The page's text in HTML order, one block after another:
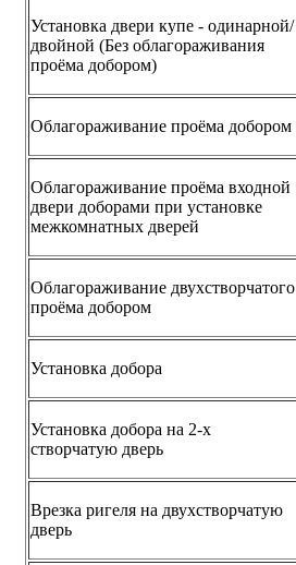
Установка двери купе - одинарной/
двойной (Без облагораживания
проёма добором)
Облагораживание проёма добором
Облагораживание проёма входной
двери доборами при установке
межкомнатных дверей
Облагораживание двухстворчатого
проёма добором
Установка добора
Установка добора на 2-х
створчатую дверь
Врезка ригеля на двухстворчатую
дверь